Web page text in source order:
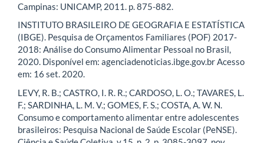
Campinas: UNICAMP, 2011. p. 875-882.
INSTITUTO BRASILEIRO DE GEOGRAFIA E ESTATÍSTICA
(IBGE). Pesquisa de Orçamentos Familiares (POF) 2017-
2018: Análise do Consumo Alimentar Pessoal no Brasil,
2020. Disponível em: agenciadenoticias.ibge.gov.br Acesso
em: 16 set. 2020.
LEVY, R. B.; CASTRO, I. R. R.; CARDOSO, L. O.; TAVARES, L.
F.; SARDINHA, L. M. V.; GOMES, F. S.; COSTA, A. W. N.
Consumo e comportamento alimentar entre adolescentes
brasileiros: Pesquisa Nacional de Saúde Escolar (PeNSE).